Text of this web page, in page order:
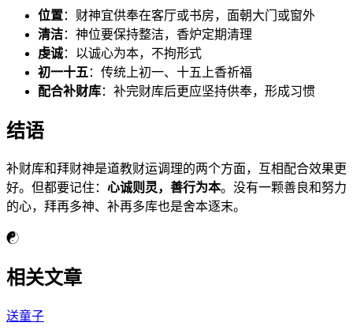
位置：财神宜供奉在客厅或书房，面朝大门或窗外
清洁：神位要保持整洁，香炉定期清理
虔诚：以诚心为本，不拘形式
初一十五 ：传统上初一、十五上香祈福
配合补财库：补完财库后更应坚持供奉，形成习惯
结语
补财库和拜财神是道教财运调理的两个方面，互相配合效果更
好。但都要记住： 心诚则灵，善行为本。没有一颗善良和努力
的心，拜再多神、补再多库也是舍本逐末。
☯
相关文章
送童子